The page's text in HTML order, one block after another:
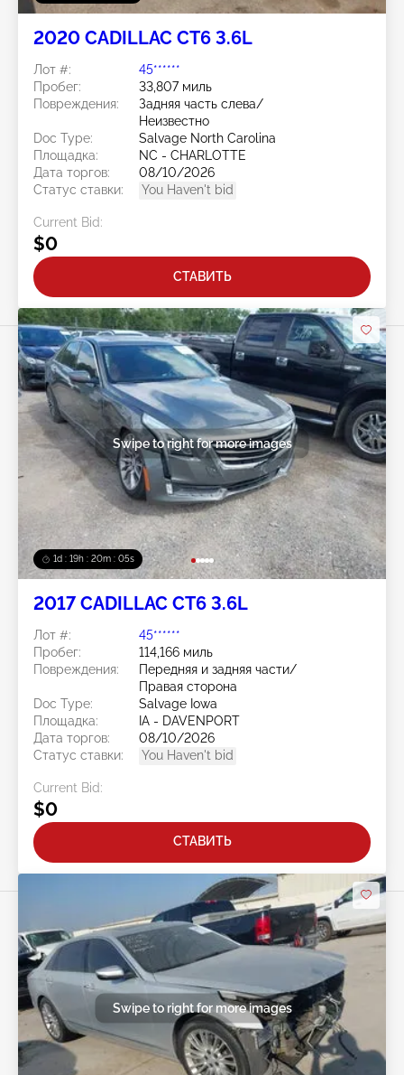
2020 CADILLAC CT6 3.6L
Лот #:
45******
Пробег:
33,807 миль
Повреждения:
Задняя часть слева/
Неизвестно
Doc Type:
Salvage North Carolina
Площадка:
NC - CHARLOTTE
Дата торгов:
08/10/2026
Статус ставки:
You Haven't bid
Current Bid:
$0
СТАВИТЬ
1d : 19h : 20m : 02s
Swipe to right for more images
2017 CADILLAC CT6 3.6L
Лот #:
45******
Пробег:
114,166 миль
Повреждения:
Передняя и задняя части/
Правая сторона
Doc Type:
Salvage Iowa
Площадка:
IA - DAVENPORT
Дата торгов:
08/10/2026
Статус ставки:
You Haven't bid
Current Bid:
$0
СТАВИТЬ
Swipe to right for more images